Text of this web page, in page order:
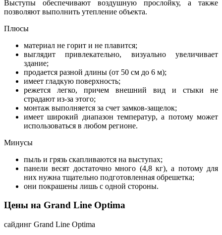
Выступы обеспечивают воздушную прослойку, а также
позволяют выполнить утепление объекта.
Плюсы
материал не горит и не плавится;
выглядит привлекательно, визуально увеличивает
здание;
продается разной длины (от 50 см до 6 м);
имеет гладкую поверхность;
режется легко, причем внешний вид и стыки не
страдают из-за этого;
монтаж выполняется за счет замков-защелок;
имеет широкий диапазон температур, а потому может
использоваться в любом регионе.
Минусы
пыль и грязь скапливаются на выступах;
панели весят достаточно много (4,8 кг), а потому для
них нужна тщательно подготовленная обрешетка;
они покрашены лишь с одной стороны.
Цены на Grand Line Optima
сайдинг Grand Line Optima